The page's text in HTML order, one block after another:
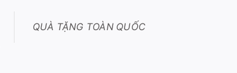
QUÀ TẶNG TOÀN QUỐC